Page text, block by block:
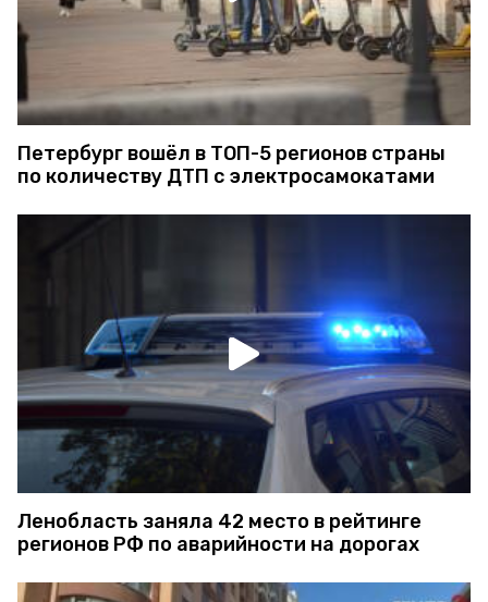
Петербург вошёл в ТОП-5 регионов страны
по количеству ДТП с электросамокатами
Ленобласть заняла 42 место в рейтинге
регионов РФ по аварийности на дорогах